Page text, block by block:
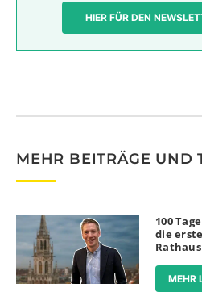
HIER FÜR DEN
MEHR BEITRÄGE UND
100
die
MEHR